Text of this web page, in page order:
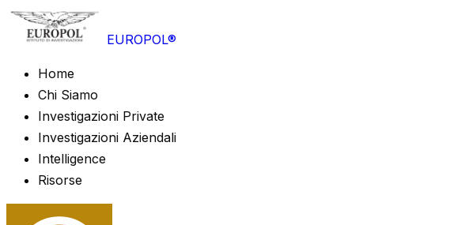
EUROPOL®
Home
Chi Siamo
Investigazioni Private
Investigazioni Aziendali
Intelligence
Risorse